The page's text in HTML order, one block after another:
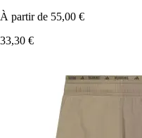
À partir de 55,00 €
33,30 €